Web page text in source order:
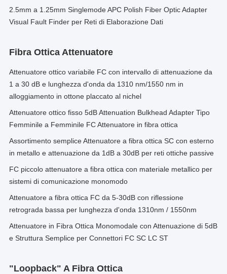
2.5mm a 1.25mm Singlemode APC Polish Fiber Optic Adapter
Visual Fault Finder per Reti di Elaborazione Dati
Fibra Ottica Attenuatore
Attenuatore ottico variabile FC con intervallo di attenuazione da
1 a 30 dB e lunghezza d'onda da 1310 nm/1550 nm in
alloggiamento in ottone placcato al nichel
Attenuatore ottico fisso 5dB Attenuation Bulkhead Adapter Tipo
Femminile a Femminile FC Attenuatore in fibra ottica
Assortimento semplice Attenuatore a fibra ottica SC con esterno
in metallo e attenuazione da 1dB a 30dB per reti ottiche passive
FC piccolo attenuatore a fibra ottica con materiale metallico per
sistemi di comunicazione monomodo
Attenuatore a fibra ottica FC da 5-30dB con riflessione
retrograda bassa per lunghezza d'onda 1310nm / 1550nm
Attenuatore in Fibra Ottica Monomodale con Attenuazione di 5dB
e Struttura Semplice per Connettori FC SC LC ST
"loopback" A Fibra Ottica